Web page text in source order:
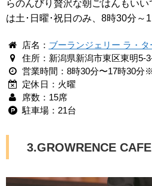
らのんびり贅沢な朝ごはんもい
は土･日曜･祝日のみ、8時30分～
店名： ブーランジェリー ラ・
住所：新潟県新潟市東区東明5-
営業時間：8時30分〜17時30分
定休日：火曜
席数：15席
駐車場：21台
3.GROWRENCE CAFE